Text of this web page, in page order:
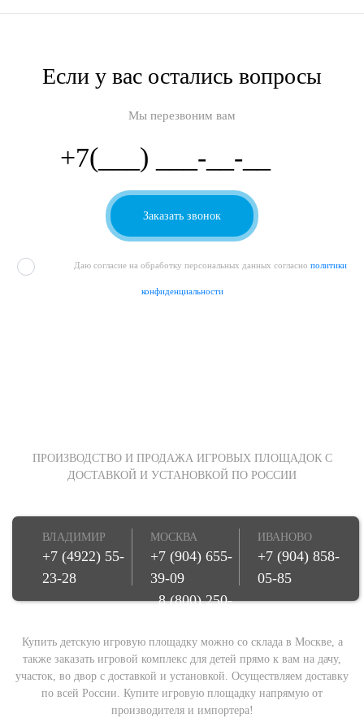
Если у вас остались вопросы
Мы перезвоним вам
Даю согласие на обработку персональных данных согласно политики
конфиденциальности
ПРОИЗВОДСТВО И ПРОДАЖА ИГРОВЫХ ПЛОЩАДОК С
ДОСТАВКОЙ И УСТАНОВКОЙ ПО РОССИИ
ВЛАДИМИР
+7 (4922) 55-
23-28
МОСКВА
+7 (904) 655-
39-09
8 (800) 250-
ИВАНОВО
+7 (904) 858-
05-85
Купить детскую игровую площадку можно со склада в Москве, а
также заказать игровой комплекс для детей прямо к вам на дачу,
участок, во двор с доставкой и установкой. Осуществляем доставку
по всей России. Купите игровую площадку напрямую от
производителя и импортера!